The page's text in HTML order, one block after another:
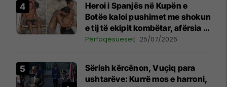
Heroi i Spanjës në Kupën e
Botës kaloi pushimet me shokun
e tij të ekipit kombëtar, afërsia e
tyre shkakton reagime të mëdha
Përfaqësueset 25/07/2026
Sërish kërcënon, Vuçiq para
ushtarëve: Kurrë mos e harroni,